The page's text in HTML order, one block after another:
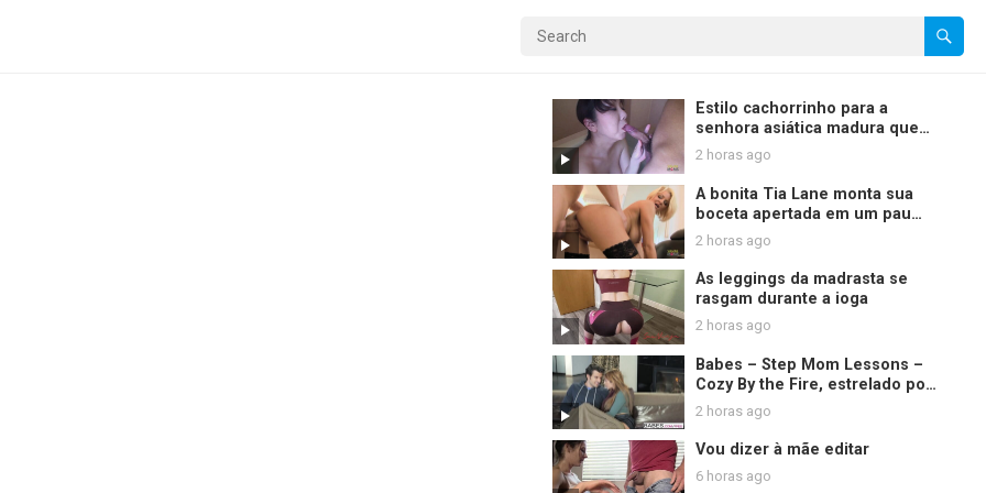
Estilo cachorrinho para a
senhora asiática madura que
termina com um acabamento
de creme desleixado
2 horas ago
A bonita Tia Lane monta sua
boceta apertada em um pau
grosso
2 horas ago
As leggings da madrasta se
rasgam durante a ioga
2 horas ago
Babes – Step Mom Lessons –
Cozy By the Fire, estrelado por
Jay Smooth e Christiana Cinn e
Jasmine Jae
2 horas ago
Vou dizer à mãe editar
6 horas ago